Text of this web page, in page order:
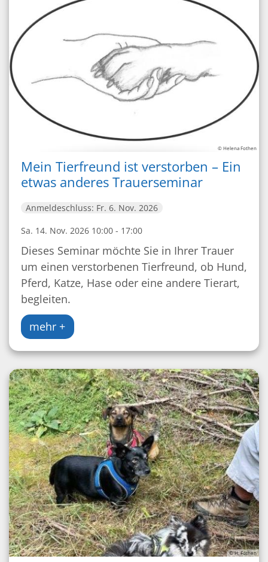
© Helena Fothen
Mein Tierfreund ist verstorben – Ein
etwas anderes Trauerseminar
Anmeldeschluss: Fr. 6. Nov. 2026
Sa. 14. Nov. 2026 10:00 - 17:00
Dieses Seminar möchte Sie in Ihrer Trauer
um einen verstorbenen Tierfreund, ob Hund,
Pferd, Katze, Hase oder eine andere Tierart,
begleiten.
mehr +
© H. Fothen